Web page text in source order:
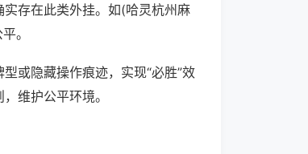
存在此类外挂。如(哈灵杭州麻
。
或隐藏操作痕迹，实现“必胜”效
维护公平环境。